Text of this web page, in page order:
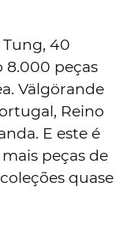
40
8.000 peças
Välgörande
Reino
E este é
peças de
quase